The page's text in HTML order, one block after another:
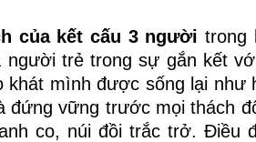
của kết cấu 3 người trong
người trẻ trong sự gắn kết
khát mình được sống lại
đứng vững trước mọi thách
co, núi đồi trắc trở. Điều